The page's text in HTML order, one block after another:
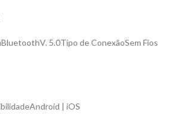
5.0Tipo de ConexãoSem Fios
| iOS